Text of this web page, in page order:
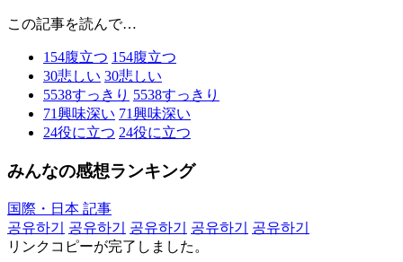
この記事を読んで…
154腹立つ 154腹立つ
30悲しい 30悲しい
5538すっきり 5538すっきり
71興味深い 71興味深い
24役に立つ 24役に立つ
みんなの感想ランキング
国際・日本 記事
공유하기
공유하기 공유하기 공유하기
공유하기
リンクコピーが完了しました。